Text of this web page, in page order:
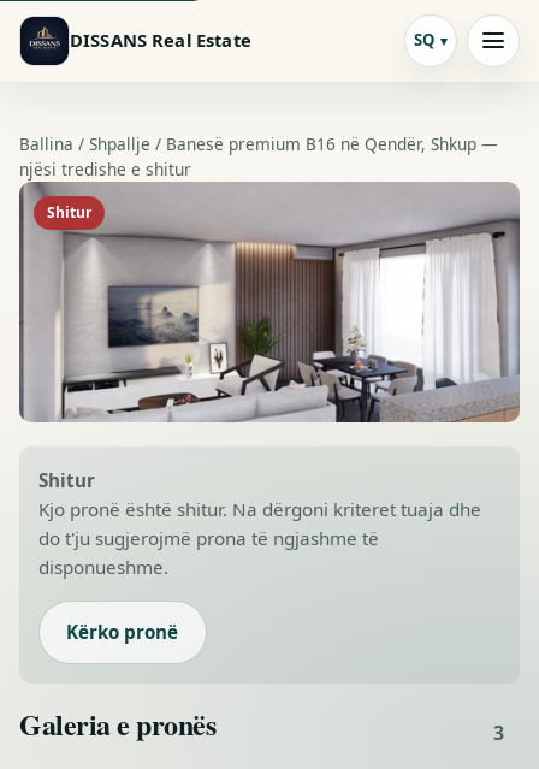
DISSANS Real Estate SQ
Ballina / Shpallje / Banesë premium B16 në Qendër, Shkup —
njësi tredishe e shitur
Shitur
Shitur
Kjo pronë është shitur. Na dërgoni kriteret tuaja dhe
do t'ju sugjerojmë prona të ngjashme të
disponueshme.
Kërko pronë
Galeria e pronës 3